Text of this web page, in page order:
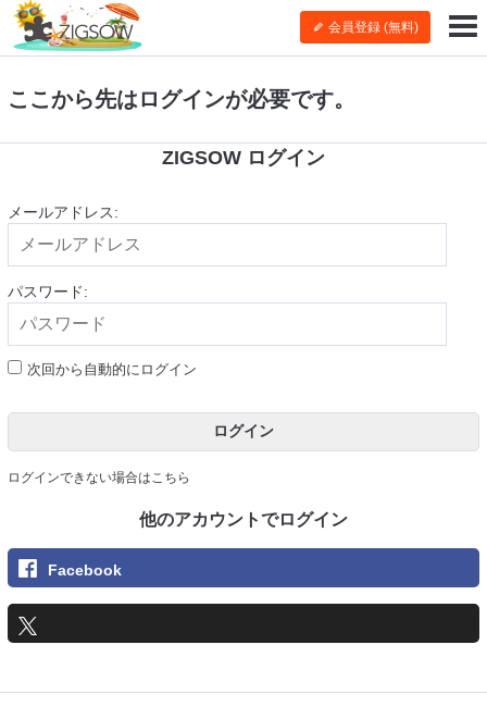
会員登録 (無料)
ここから先はログインが必要です。
ZIGSOW ログイン
メールアドレス:
パスワード:
次回から自動的にログイン
ログイン
ログインできない場合はこちら
他のアカウントでログイン
Facebook